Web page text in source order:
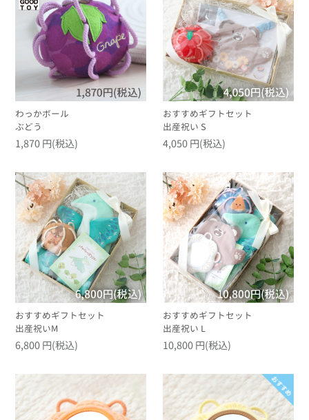
わっかボール
ぶどう
1,870 円(税込)
おすすめギフトセット
出産祝い S
4,050 円(税込)
おすすめギフトセット
出産祝いM
6,800 円(税込)
おすすめギフトセット
出産祝い L
10,800 円(税込)